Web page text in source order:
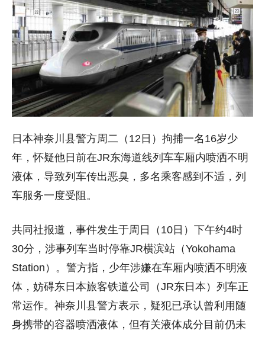
日本神奈川县警方周二（12日）拘捕一名16岁少
年，怀疑他日前在JR东海道线列车车厢内喷洒不明
液体，导致列车传出恶臭，多名乘客感到不适，列
车服务一度受阻。
共同社报道，事件发生于周日（10日）下午约4时
30分，涉事列车当时停靠JR横滨站（Yokohama
Station）。警方指，少年涉嫌在车厢内喷洒不明液
体，妨碍东日本旅客铁道公司（JR东日本）列车正
常运作。神奈川县警方表示，疑犯已承认曾利用随
身携带的容器喷洒液体，但有关液体成分目前仍未